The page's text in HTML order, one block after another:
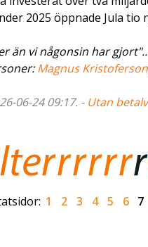
2025 öppnade Jula tio
än vi någonsin har
Magnus Kristoferson
06-24 09:17. - Utan
1 2 3 4 5 6 7